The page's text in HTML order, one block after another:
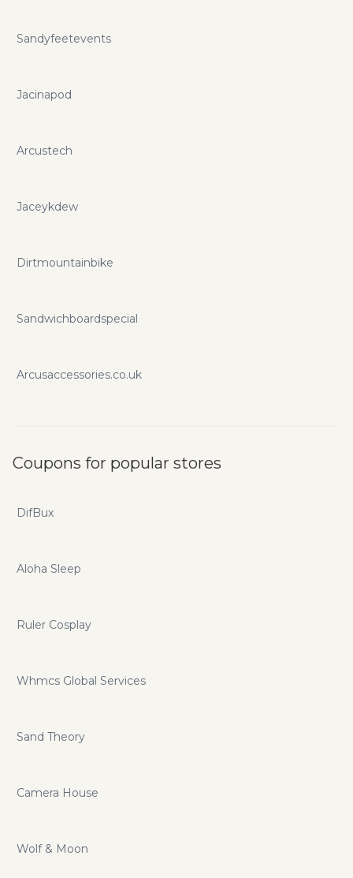
Sandyfeetevents
Jacinapod
Arcustech
Jaceykdew
Dirtmountainbike
Sandwichboardspecial
Arcusaccessories.co.uk
Coupons for popular stores
DifBux
Aloha Sleep
Ruler Cosplay
Whmcs Global Services
Sand Theory
Camera House
Wolf & Moon